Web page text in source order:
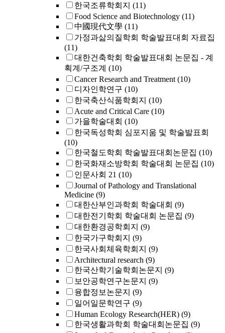
한국조류학회지 (11)
Food Science and Biotechnology (11)
中國現代文學 (11)
가정과삶의질학회 학술발표대회 자료집
(11)
대한건축학회 학술발표대회 논문집 - 계
획계/구조계 (10)
Cancer Research and Treatment (10)
디자인학연구 (10)
한국축산식품학회지 (10)
Acute and Critical Care (10)
가을학술대회 (10)
한국독성학회 심포지움 및 학술발표회
(10)
한국철도학회 학술발표대회논문집 (10)
한국화재소방학회 학술대회 논문집 (10)
인문사회 21 (10)
Journal of Pathology and Translational
Medicine (9)
대한산부인과학회 학술대회 (9)
대한전기학회 학술대회 논문집 (9)
대한환경공학회지 (9)
한국가구학회지 (9)
한국사회체육학회지 (9)
Architectural research (9)
한국산학기술학회논문지 (9)
보안공학연구논문지 (9)
융합정보논문지 (9)
일어일문학연구 (9)
Human Ecology Research(HER) (9)
한국생활과학회 학술대회논문집 (9)